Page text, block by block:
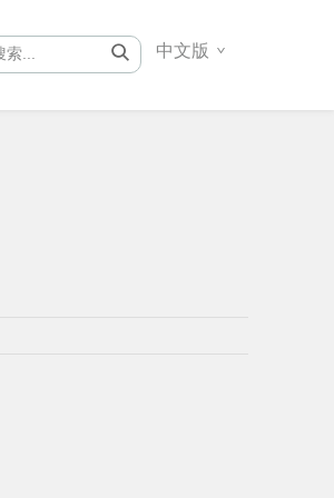
中文版